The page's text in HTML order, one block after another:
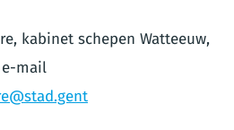
kabinet schepen Watteeuw,
e-mail